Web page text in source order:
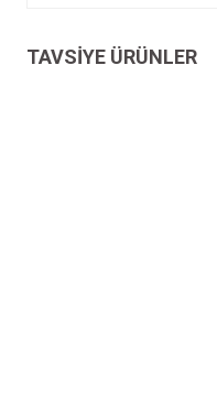
Ürün resmi kalitesiz,
TAVSİYE ÜRÜNLER